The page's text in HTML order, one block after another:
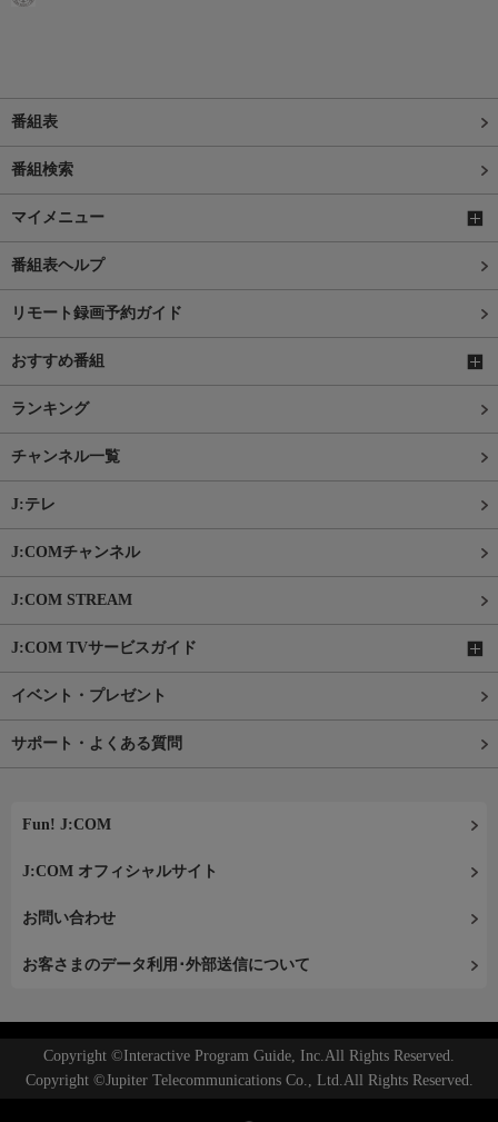
番組表
番組検索
マイメニュー
番組表ヘルプ
リモート録画予約ガイド
おすすめ番組
ランキング
チャンネル一覧
J:テレ
J:COMチャンネル
J:COM STREAM
J:COM TVサービスガイド
イベント・プレゼント
サポート・よくある質問
Fun! J:COM
J:COM オフィシャルサイト
お問い合わせ
お客さまのデータ利用･外部送信について
Copyright ©Interactive Program Guide, Inc.All Rights Reserved.
Copyright ©Jupiter Telecommunications Co., Ltd.All Rights Reserved.